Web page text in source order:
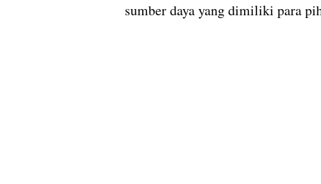
sumber daya yang dimiliki para